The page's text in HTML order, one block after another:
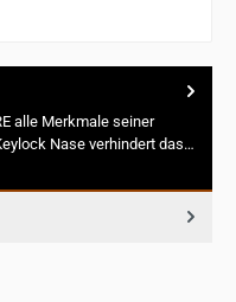
alle Merkmale seiner
Nase verhindert das…